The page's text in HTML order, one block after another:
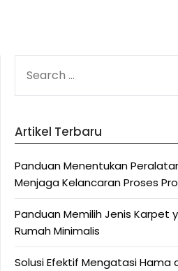
FOR:
Artikel Terbaru
Panduan Menentukan
Menjaga Kelancaran Proses
Panduan Memilih Jenis Karpet
Rumah Minimalis
Solusi Efektif Mengatasi Hama